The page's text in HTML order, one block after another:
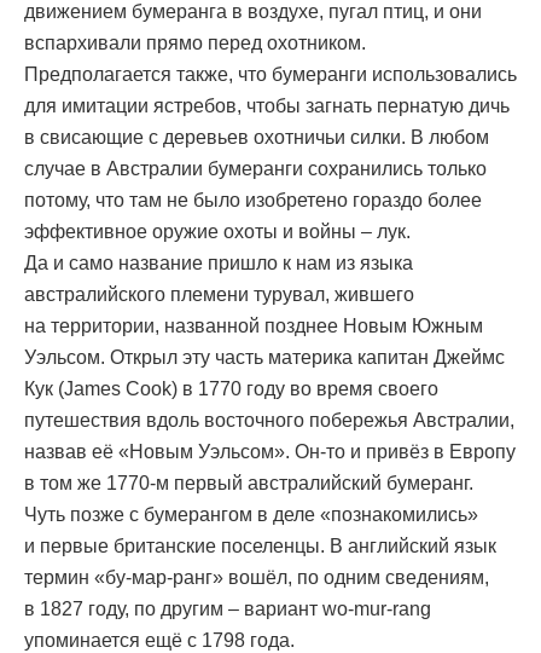
движением бумеранга в воздухе, пугал птиц, и они
вспархивали прямо перед охотником.
Предполагается также, что бумеранги использовались
для имитации ястребов, чтобы загнать пернатую дичь
в свисающие с деревьев охотничьи силки. В любом
случае в Австралии бумеранги сохранились только
потому, что там не было изобретено гораздо более
эффективное оружие охоты и войны – лук.
Да и само название пришло к нам из языка
австралийского племени турувал, жившего
на территории, названной позднее Новым Южным
Уэльсом. Открыл эту часть материка капитан Джеймс
Кук (James Cook) в 1770 году во время своего
путешествия вдоль восточного побережья Австралии,
назвав её «Новым Уэльсом». Он-то и привёз в Европу
в том же 1770-м первый австралийский бумеранг.
Чуть позже с бумерангом в деле «познакомились»
и первые британские поселенцы. В английский язык
термин «бу-мар-ранг» вошёл, по одним сведениям,
в 1827 году, по другим – вариант wo-mur-rang
упоминается ещё с 1798 года.